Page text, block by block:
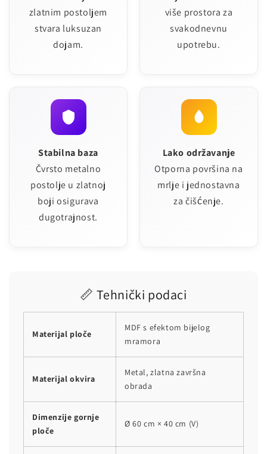
zlatnim postoljem
stvara luksuzan
dojam.
više prostora za
svakodnevnu
upotrebu.
Stabilna baza
Čvrsto metalno
postolje u zlatnoj
boji osigurava
dugotrajnost.
Lako održavanje
Otporna površina na
mrlje i jednostavna
za čišćenje.
📏 Tehnički podaci
Materijal ploče
MDF s efektom bijelog
mramora
Materijal okvira
Metal, zlatna završna
obrada
Dimenzije gornje
ploče
Ø 60 cm × 40 cm (V)